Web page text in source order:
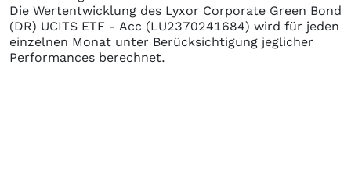
Die Wertentwicklung des Lyxor Corporate Green Bond
(DR) UCITS ETF - Acc (LU2370241684) wird für jeden
einzelnen Monat unter Berücksichtigung jeglicher
Performances berechnet.